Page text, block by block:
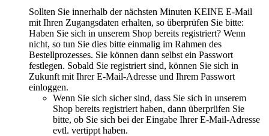
Sollten Sie innerhalb der nächsten Minuten KEINE E-Mail
mit Ihren Zugangsdaten erhalten, so überprüfen Sie bitte:
Haben Sie sich in unserem Shop bereits registriert? Wenn
nicht, so tun Sie dies bitte einmalig im Rahmen des
Bestellprozesses. Sie können dann selbst ein Passwort
festlegen. Sobald Sie registriert sind, können Sie sich in
Zukunft mit Ihrer E-Mail-Adresse und Ihrem Passwort
einloggen.
Wenn Sie sich sicher sind, dass Sie sich in unserem
Shop bereits registriert haben, dann überprüfen Sie
bitte, ob Sie sich bei der Eingabe Ihrer E-Mail-Adresse
evtl. vertippt haben.